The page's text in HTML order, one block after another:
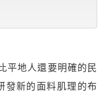
平地人還要明確的民
發新的面料肌理的布